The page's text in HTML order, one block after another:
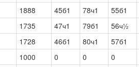
1888 45б1 78ч1 55б1
1735 47ч1 79б1 56ч½
1728 46б1 80ч1 57б1
1000 0 0 0